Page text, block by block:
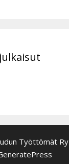
Työttömät Ry